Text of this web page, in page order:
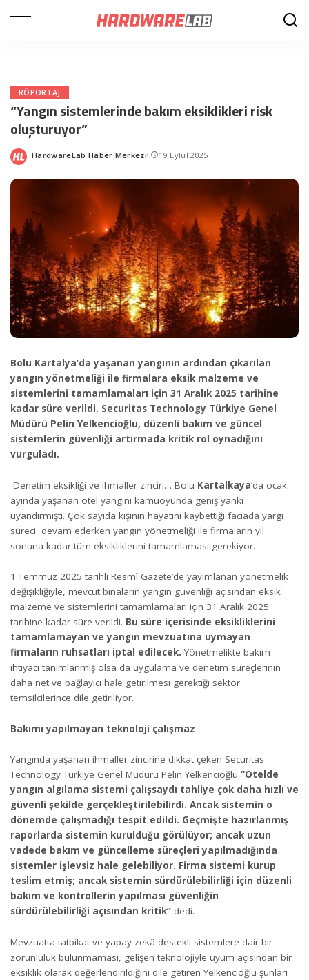
RÖPORTAJ
“Yangın sistemlerinde bakım eksiklikleri risk
oluşturuyor”
Posted
HardwareLab Haber Merkezi 19 Eylül 2025
Bolu Kartalya’da yaşanan yangının ardından çıkarılan
yangın yönetmeliği ile firmalara eksik malzeme ve
sistemlerini tamamlamaları için 31 Aralık 2025 tarihine
kadar süre verildi. Securitas Technology Türkiye Genel
Müdürü Pelin Yelkencioğlu, düzenli bakım ve güncel
sistemlerin güvenliği artırmada kritik rol oynadığını
vurguladı.
Denetim eksikliği ve ihmaller zinciri… Bolu Kartalkaya’da ocak
ayında yaşanan otel yangını kamuoyunda geniş yankı
uyandırmıştı. Çok sayıda kişinin hayatını kaybettiği faciada yargı
süreci devam ederken yangın yönetmeliği ile firmaların yıl
sonuna kadar tüm eksikliklerini tamamlaması gerekiyor.
1 Temmuz 2025 tarihli Resmî Gazete’de yayımlanan yönetmelik
değişikliğiyle, mevcut binaların yangın güvenliği açısından eksik
malzeme ve sistemlerini tamamlamaları için 31 Aralık 2025
tarihine kadar süre verildi. Bu süre içerisinde eksikliklerini
tamamlamayan ve yangın mevzuatına uymayan
firmaların ruhsatları iptal edilecek. Yönetmelikte bakım
ihtiyacı tanımlanmış olsa da uygulama ve denetim süreçlerinin
daha net ve bağlayıcı hale getirilmesi gerektiği sektör
temsilcilerince dile getiriliyor.
Bakımı yapılmayan teknoloji çalışmaz
Yangında yaşanan ihmaller zincirine dikkat çeken Securitas
Technology Türkiye Genel Müdürü Pelin Yelkencioğlu “Otelde
yangın algılama sistemi çalışsaydı tahliye çok daha hızlı ve
güvenli şekilde gerçekleştirilebilirdi. Ancak sistemin o
dönemde çalışmadığı tespit edildi. Geçmişte hazırlanmış
raporlarda sistemin kurulduğu görülüyor; ancak uzun
vadede bakım ve güncelleme süreçleri yapılmadığında
sistemler işlevsiz hale gelebiliyor. Firma sistemi kurup
teslim etmiş; ancak sistemin sürdürülebilirliği için düzenli
bakım ve kontrollerin yapılması güvenliğin
sürdürülebilirliği açısından kritik” dedi.
Mevzuatta tatbikat ve yapay zekâ destekli sistemlere dair bir
zorunluluk bulunmaması, gelişen teknolojiyle uyum açısından bir
eksiklik olarak değerlendirildiğini dile getiren Yelkencioğlu şunları